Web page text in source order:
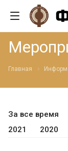
Главная
За все время
2021
2020